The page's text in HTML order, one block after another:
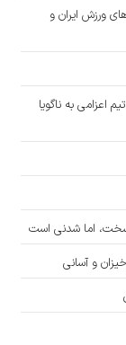
ورزش ایران و
به ناگویا
اما شدنی است
و آسانی